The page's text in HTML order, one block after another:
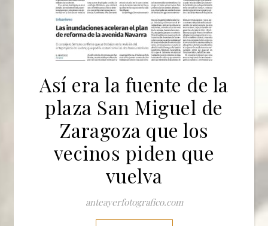
Así era la fuente de la
plaza San Miguel de
Zaragoza que los
vecinos piden que
vuelva
anteayerfotografico.com